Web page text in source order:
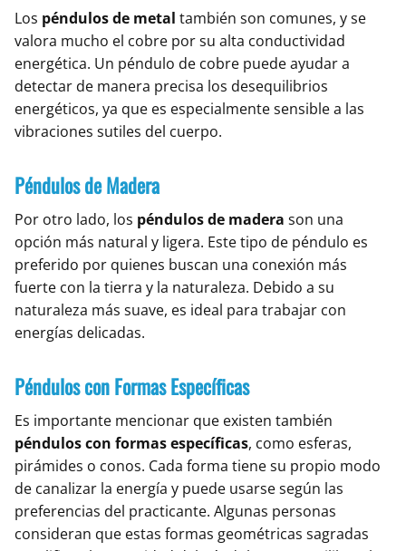
Los péndulos de metal también son comunes, y se
valora mucho el cobre por su alta conductividad
energética. Un péndulo de cobre puede ayudar a
detectar de manera precisa los desequilibrios
energéticos, ya que es especialmente sensible a las
vibraciones sutiles del cuerpo.
Péndulos de Madera
Por otro lado, los péndulos de madera son una
opción más natural y ligera. Este tipo de péndulo es
preferido por quienes buscan una conexión más
fuerte con la tierra y la naturaleza. Debido a su
naturaleza más suave, es ideal para trabajar con
energías delicadas.
Péndulos con Formas Específicas
Es importante mencionar que existen también
péndulos con formas específicas, como esferas,
pirámides o conos. Cada forma tiene su propio modo
de canalizar la energía y puede usarse según las
preferencias del practicante. Algunas personas
consideran que estas formas geométricas sagradas